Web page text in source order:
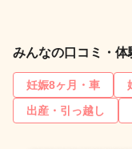
みんなの口コミ・
妊娠8ヶ月・車
出産・引っ越し